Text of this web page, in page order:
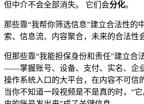
但中介不会全部消失。 它们会分化。
那些靠“我帮你筛选信息”建立合法性
索、信息流、内容聚合，未来的合法性
但那些靠“我能担保身份和责任”建立合
——掌握账号、设备、支付、实名、企
操作系统入口的大平台，在内容不可信
当你不知道一段视频是不是真的时，“